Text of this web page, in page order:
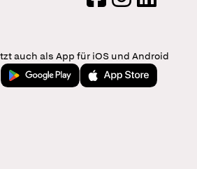
auch als App für iOS und Android
Jetzt bei Google PlayLaden im App Store